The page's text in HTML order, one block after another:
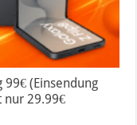
(Einsendung
nur 29.99€